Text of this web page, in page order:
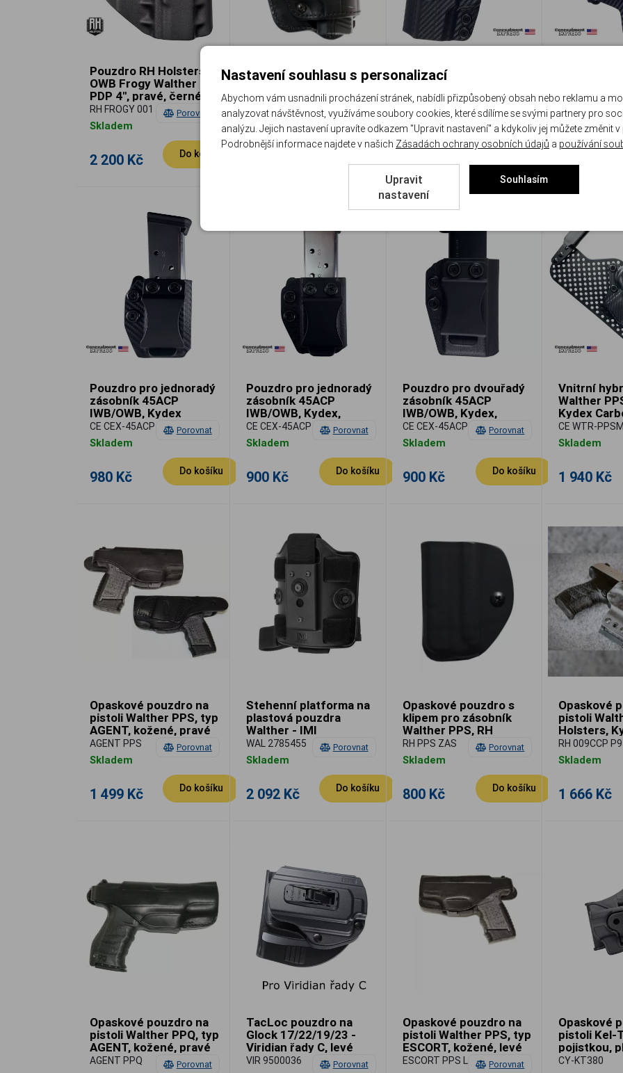
Porovnat
Pouzdro RH Holsters
OWB Frogy Walther
PDP 4", pravé, černé
RH FROGY 001
Skladem
2 200 Kč Do košíku
Porovnat
Opaskové pouzdro na
pistoli Walther PPS, typ
BODYGUARD II ,
kožené, pravé
BODYGUARD II.PPS
Skladem
Do košíku
Porovnat
Vnitrní pouzdro pro
Walther PPS M2 IWB
Kydex Carbon, levé,
Concealment Express
CE WTR-PPSM2-CF-LH-VAR
Skladem
Kydex
pruvleky,
CE WTR-PPQ-
Skladem
Porovnat
Pouzdro pro jednoradý
zásobník 45ACP
IWB/OWB, Kydex
Carbon Fibre,
Concealment Express
CE CEX-45ACP-SS-CF-MAG
Skladem
980 Kč Do košíku
Porovnat
Pouzdro pro jednoradý
zásobník 45ACP
IWB/OWB, Kydex,
černé, Concealment
Express
CE CEX-45ACP-SS-BK-MAG
Skladem
900 Kč Do košíku
Porovnat
Pouzdro pro dvouřadý
zásobník 45ACP
IWB/OWB, Kydex,
černé, Concealment
Express
CE CEX-45ACP-DS-BK-MAG
Skladem
900 Kč Do košíku
Vnitrní
Walther
Kydex
pravé,
Express
CE WTR-
HYBRD
Skladem
1 940 Kč
Porovnat
Opaskové pouzdro na
pistoli Walther PPS, typ
AGENT, kožené, pravé
AGENT PPS
Skladem
1 499 Kč Do košíku
Porovnat
Stehenní platforma na
plastová pouzdra
Walther - IMI
WAL 2785455
Skladem
2 092 Kč Do košíku
Porovnat
Opaskové pouzdro s
klipem pro zásobník
Walther PPS, RH
Holsters, Kydex
RH PPS ZAS
Skladem
800 Kč Do košíku
Opaskové
pistoli
Holsters,
RH 009CCP
Skladem
1 666 Kč
Porovnat
Opaskové pouzdro na
pistoli Walther PPQ, typ
AGENT, kožené, pravé
AGENT PPQ Porovnat
TacLoc pouzdro na
Glock 17/22/19/23 -
Viridian řady C, levé
VIR 9500036 Porovnat
Opaskové pouzdro na
pistoli Walther PPS, typ
ESCORT, kožené, levé
ESCORT PPS L
Opaskové
pistoli Kel-
pojistkou,
pádlo, pravé
CY-KT380
Nastavení souhlasu s personalizací
Abychom vám usnadnili procházení stránek, nabídli přizpůsobený obsah nebo reklamu a
analyzovat návštěvnost, využíváme soubory cookies, které sdílíme se svými partnery pro
analýzu. Jejich nastavení upravíte odkazem "Upravit nastavení" a kdykoliv jej můžete změnit
Podrobnější informace najdete v našich Zásadách ochrany osobních údajů a používání
Upravit
nastavení
Souhlasím